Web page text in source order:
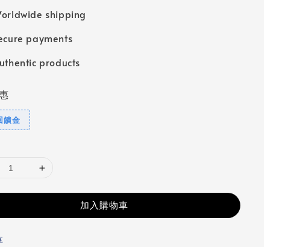
shipping
payments
products
饋金
加入購物車